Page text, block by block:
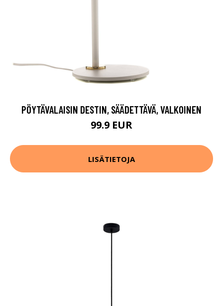
PÖYTÄVALAISIN DESTIN, SÄÄDETTÄVÄ, VALKOINEN
99.9 EUR
LISÄTIETOJA